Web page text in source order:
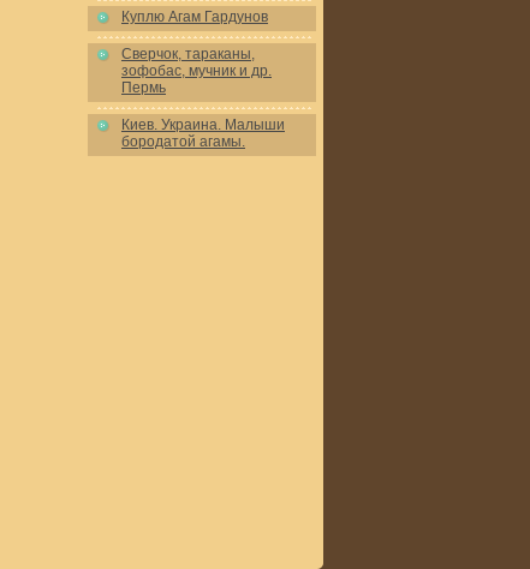
Куплю Агам Гардунов
Сверчок, тараканы,
зофобас, мучник и др.
Пермь
Киев. Украина. Малыши
бородатой агамы.